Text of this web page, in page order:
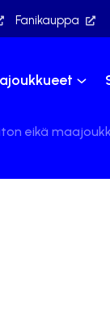
Fanikauppa
eikä